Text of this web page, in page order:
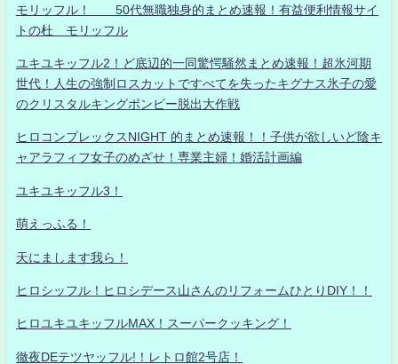
モリッフル！ 50代無職独身的まとめ速報！有益便利情報サイ
トの杜 モリッフル
ユキユキッフル2！ど底辺的一同驚愕騒然まとめ速報！超氷河期
世代！人生の強制ロスカットですべてを失ったキグナス氷子の愛
のクリスタルキングボンビー脱出大作戦
ヒロコンプレックスNIGHT 的まとめ速報！！子供が欲しいど陰キ
ャアラフィフ女子のめざせ！専業主婦！婚活計画編
ユキユキッフル3！
萌えっふる！
天にまします我ら！
ヒロシッフル！ヒロシデース山さんのリフォームひとりDIY！！
ヒロユキユキッフルMAX！スーパークッキング！
徹夜DEテツヤッフル!！レトロ館2号店！